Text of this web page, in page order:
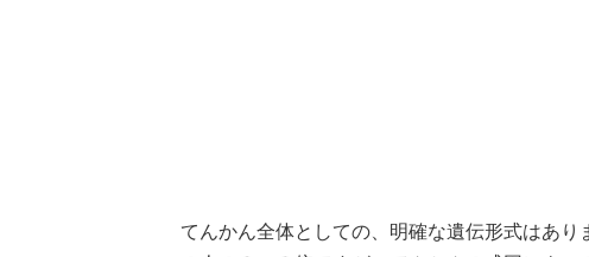
てんかん全体としての、明確な遺伝形式はあ